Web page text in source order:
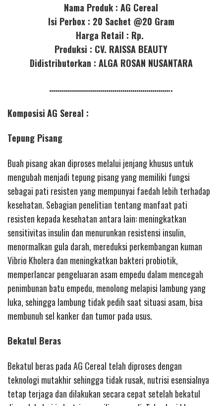
Nama Produk : AG Cereal
Isi Perbox : 20 Sachet @20 Gram
Harga Retail : Rp.
Produksi : CV. RAISSA BEAUTY
Didistributorkan : ALGA ROSAN NUSANTARA
……………………………………………………..
KomposisiAG Sereal :
Tepung Pisang
Buah pisang akan diproses melalui jenjang khusus untuk
mengubah menjadi tepung pisang yang memiliki fungsi
sebagai pati resisten yang mempunyai faedah lebih terhadap
kesehatan. Sebagian penelitian tentang manfaat pati
resisten kepada kesehatan antara lain: meningkatkan
sensitivitas insulin dan menurunkan resistensi insulin,
menormalkan gula darah, mereduksi perkembangan kuman
Vibrio Kholera dan meningkatkan bakteri probiotik,
memperlancar pengeluaran asam empedu dalam mencegah
penimbunan batu empedu, menolong melapisi lambung yang
luka, sehingga lambung tidak pedih saat situasi asam, bisa
membunuh sel kanker dan tumor pada usus.
Bekatul Beras
Bekatul beras pada AG Cereal telah diproses dengan
teknologi mutakhir sehingga tidak rusak, nutrisi esensialnya
tetap terjaga dan dilakukan secara cepat setelah bekatul